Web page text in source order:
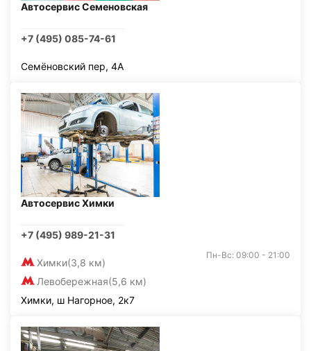
Автосервис Семеновская
+7 (495) 085-74-61
Семёновский пер, 4А
Автосервис Химки
+7 (495) 989-21-31
Химки(3,8 км)
Левобережная(5,6 км)
Пн-Вс: 09:00 - 21:00
Химки, ш Нагорное, 2к7